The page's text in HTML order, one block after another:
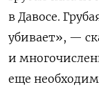
в Давосе.
убивает», —
и
еще